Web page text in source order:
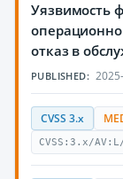
Уязвимость
отказ в
PUBLISHED:
CVSS 3.x
CVSS:3.x/